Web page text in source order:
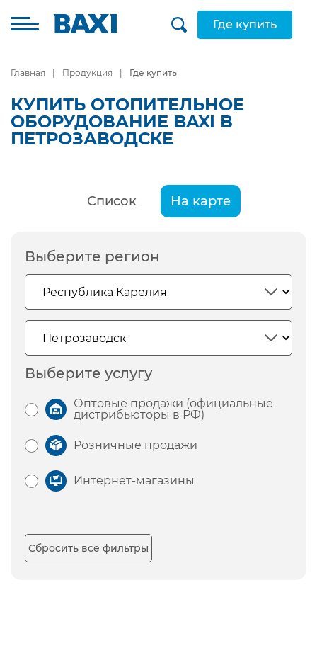
Где купить
Главная Продукция Где купить
КУПИТЬ ОТОПИТЕЛЬНОЕ
ОБОРУДОВАНИЕ BAXI В
ПЕТРОЗАВОДСКЕ
Список На карте
Выберите регион
Выберите услугу
Оптовые продажи (официальные
дистрибьюторы в РФ)
Розничные продажи
Интернет-магазины
Сбросить все фильтры